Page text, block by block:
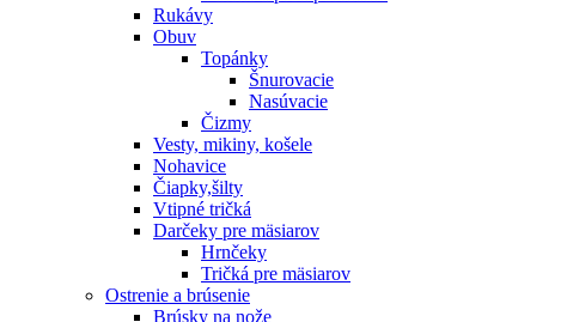
Rukávy
Obuv
Topánky
Šnurovacie
Nasúvacie
Čizmy
Vesty, mikiny, košele
Nohavice
Čiapky,šilty
Vtipné tričká
Darčeky pre mäsiarov
Hrnčeky
Tričká pre mäsiarov
Ostrenie a brúsenie
Brúsky na nože